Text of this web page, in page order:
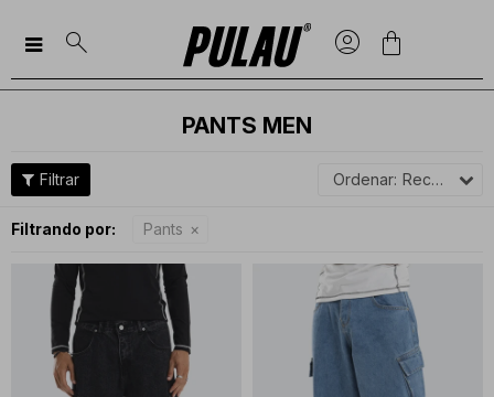

PANTS MEN
Recomendados
Filtrando por: Pants